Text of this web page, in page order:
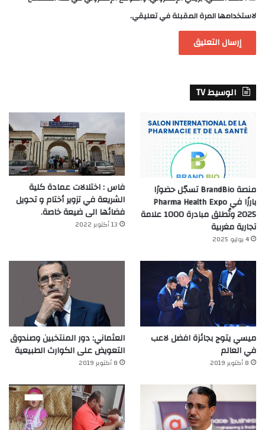
لاستخدامها المرة المقبلة في تعليقي.
الوسيط TV
منصة BrandBio تسجّل حضورًا
بارزًا في Pharma Health Expo
2025 وتُطلق مبادرة 1000 علامة
تجارية مغربية
4 يوليو 2025
فاس : اختلالات عمادة كلية
الشريعة في تزوير أختام و تحويل
فضائها الى ضيعة خاصة.
13 أكتوبر 2022
ميسي يتوج بجائزة افضل لاعب
في العالم‎
8 أكتوبر 2019
العثماني: دور المنتخبين وصندوق
التعويض على الكوارث الطبيعية
8 أكتوبر 2019